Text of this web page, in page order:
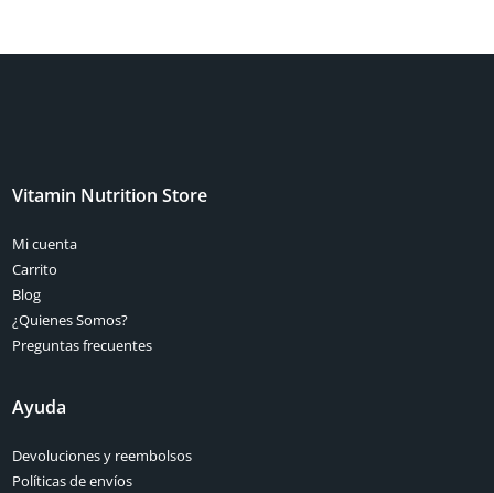
Vitamin Nutrition Store
Mi cuenta
Carrito
Blog
¿Quienes Somos?
Preguntas frecuentes
Ayuda
Devoluciones y reembolsos
Políticas de envíos